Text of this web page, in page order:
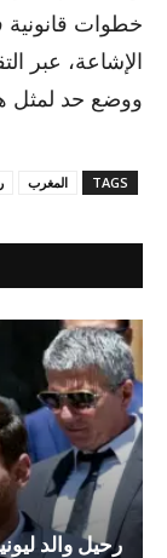
خطوات
الإشاعة، عبر
ووضع حد لمثل
TAGS المغرب